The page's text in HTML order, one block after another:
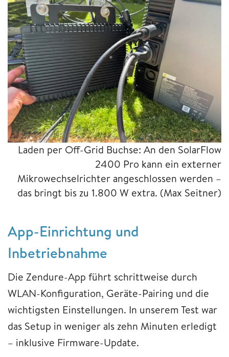
Laden per Off-Grid Buchse: An den SolarFlow
2400 Pro kann ein externer
Mikrowechselrichter angeschlossen werden –
das bringt bis zu 1.800 W extra. (Max Seitner)
App-Einrichtung und
Inbetriebnahme
Die Zendure-App führt schrittweise durch
WLAN-Konfiguration, Geräte-Pairing und die
wichtigsten Einstellungen. In unserem Test war
das Setup in weniger als zehn Minuten erledigt
– inklusive Firmware-Update.